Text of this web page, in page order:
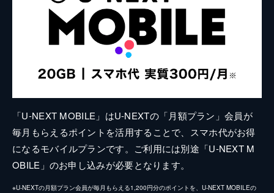
「U-NEXT MOBILE」はU-NEXTの「月額プラン」会員が
毎月もらえるポイントを活用することで、スマホ代がお得
になるモバイルプランです。ご利用には別途「U-NEXT M
OBILE」のお申し込みが必要となります。
※U-NEXTの月額プラン会員が毎月もらえる1,200円分のポイントを、U-NEXT MOBILEの